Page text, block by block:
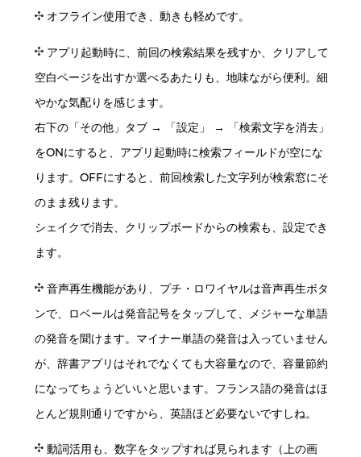
オフライン使用でき 、動きも軽めです。
アプリ起動時に、前回の検索結果を残すか、クリアして
空白ページを出すか選べるあたりも、地味ながら便利。細
やかな気配りを感じます。
右下の「その他」タブ → 「設定」 → 「検索文字を消去」
をONにすると、アプリ起動時に検索フィールドが空にな
ります。OFFにすると、前回検索した文字列が検索窓にそ
のまま残ります。
シェイクで消去、クリップボードからの検索も、設定でき
ます。
音声再生機能があり
、プチ・ロワイヤルは音声再生ボタ
ンで、ロベールは発音記号をタップして、メジャーな単語
の発音を聞けます。マイナー単語の発音は入っていません
が、辞書アプリはそれでなくても大容量なので、容量節約
になってちょうどいいと思います。フランス語の発音はほ
とんど規則通りですから、英語ほど必要ないですしね。
動詞活用 も、数字をタップすれば見られます（上の画